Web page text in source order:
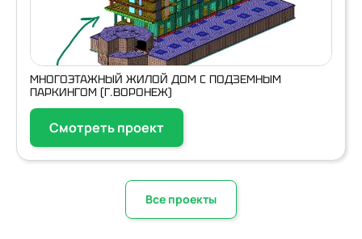
МНОГОЭТАЖНЫЙ ЖИЛОЙ ДОМ С ПОДЗЕМНЫМ
ПАРКИНГОМ (Г.ВОРОНЕЖ)
Смотреть проект
Все проекты